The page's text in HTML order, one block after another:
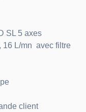
SL 5 axes
, 16 L/mn avec filtre
client